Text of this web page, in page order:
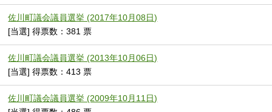
佐川町議会議員選挙 (2017年10月08日)
[当選] 得票数：381 票
佐川町議会議員選挙 (2013年10月06日)
[当選] 得票数：413 票
佐川町議会議員選挙 (2009年10月11日)